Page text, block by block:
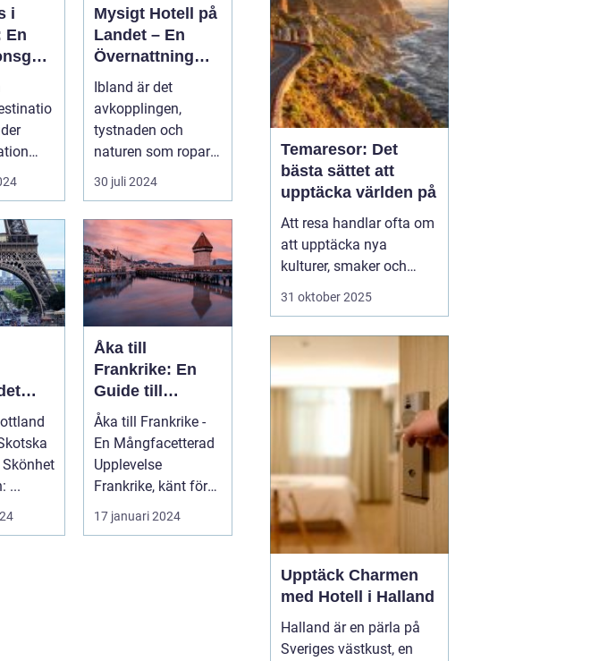
i
En
Mysigt Hotell på
Landet – En
Övernattning
Med Charm
Ibland är det
avkopplingen,
tystnaden och
naturen som ropar
efter oss, och svaret
är ofta ...
30 juli 2024
Introduktion: ...
Åka till
Frankrike: En
Guide till
Landets
Mångfald och
Attraktioner
Åka till Frankrike -
En Mångfacetterad
Upplevelse
Frankrike, känt för
sin rika kultur,
historiska a...
17 januari 2024
Temaresor: Det
bästa sättet att
upptäcka världen på
Att resa handlar ofta om
att upptäcka nya
kulturer, smaker och
perspektiv. Men vad
särskilt intresse eller
tema? Temaresor
erbjuder ett unikt sätt att
31 oktober 2025
Upptäck Charmen
med Hotell i Halland
Halland är en pärla på
Sveriges västkust, en